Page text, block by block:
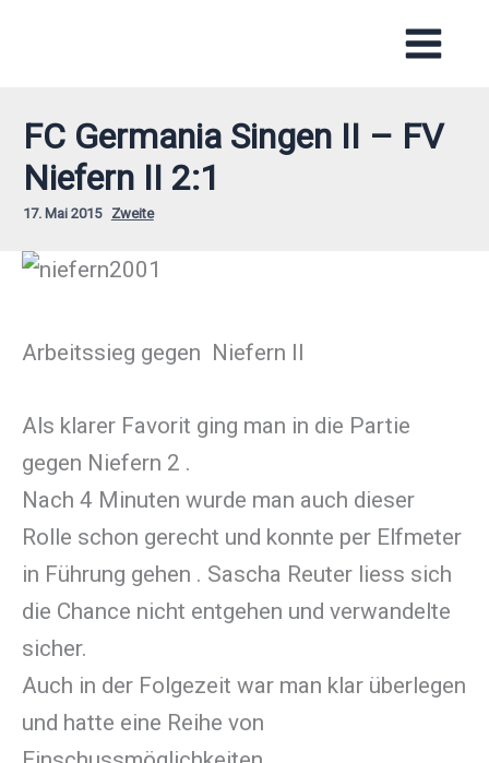
FC Germania Singen II – FV
Niefern II 2:1
17. Mai 2015 Zweite
Arbeitssieg gegen Niefern II
Als klarer Favorit ging man in die Partie
gegen Niefern 2 .
Nach 4 Minuten wurde man auch dieser
Rolle schon gerecht und konnte per Elfmeter
in Führung gehen . Sascha Reuter liess sich
die Chance nicht entgehen und verwandelte
sicher.
Auch in der Folgezeit war man klar überlegen
und hatte eine Reihe von